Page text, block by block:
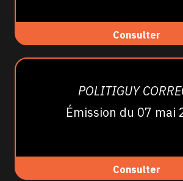
Consulter
POLITIGUY
Émission du 07 mai
Consulter